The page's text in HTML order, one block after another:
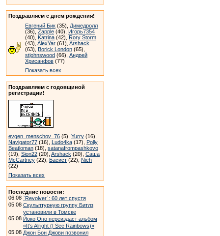
Поздравляем с днем рождения!
Евгений Бик (35), Димедролл
(36), Zapple (40), Игорь7354
(40), Katrina (42), Rory Storm
(43), AlexYar (61), Arshack
(63), Borick London (65),
stjohnswood (66), Андрей
Хрисанфов (77)
Показать всех
Поздравляем с годовщиной
регистрации!
evgen_menschov_76 (5), Yurry (16),
Navigator77 (16), Ludo4ka (17), Polly
Beatloman (18), satanafrompashkovo
(19), Sion22 (20), Arshack (20), Саша
McCartney (22), Басист (22), Nich
(22)
Показать всех
Последние новости:
06.08 `Revolver`: 60 лет спустя
05.08 Скульптурную группу Битлз
установили в Томске
05.08 Йоко Оно переиздаст альбом
«It’s Alright (I See Rainbows)»
05.08 Джон Бон Джови позвонил